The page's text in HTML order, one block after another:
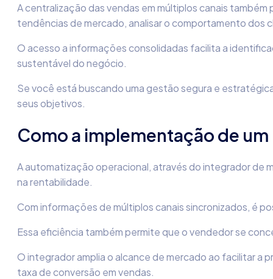
A centralização das vendas em múltiplos canais
tendências de mercado, analisar o comportamento dos
O acesso a informações consolidadas facilita a
sustentável do negócio.
Se você está buscando uma gestão segura e
seus objetivos.
Como a implementação de
A automatização operacional, através do integrador de
na rentabilidade.
Com informações de múltiplos canais sincronizados, é
Essa eficiência também permite que o vendedor se
O integrador amplia o alcance de mercado ao facilitar a
taxa de conversão em vendas.